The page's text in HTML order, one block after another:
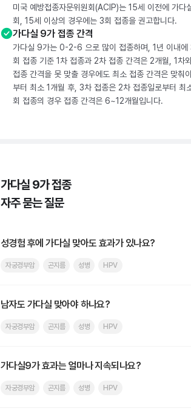
미국 예방접종자문위원회(ACIP)는 15세 이전에 가
회, 15세 이상의 경우에는 3회 접종을 권고합니다.
가다실 9가 접종 간격
가다실 9가는 0-2-6 으로 많이 접종하며, 1년 이내에
회 접종 기준 1차 접종과 2차 접종 간격은 2개월, 1
접종 간격을 못 맞출 경우에도 최소 접종 간격은 맞춰
부터 최소 1개월 후, 3차 접종은 2차 접종일로부터
회 접종의 경우 접종 간격은 6~12개월입니다.
가다실 9가 접종
자주 묻는 질문
성경험 후에 가다실 맞아도 효과가 있나요?
자궁경부암 곤지름 성병 HPV
남자도 가다실 맞아야 하나요?
자궁경부암 곤지름 성병 HPV
가다실9가 효과는 얼마나 지속되나요?
자궁경부암 곤지름 성병 HPV